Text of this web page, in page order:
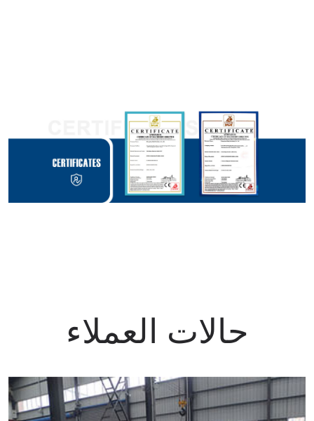
حالات العملاء